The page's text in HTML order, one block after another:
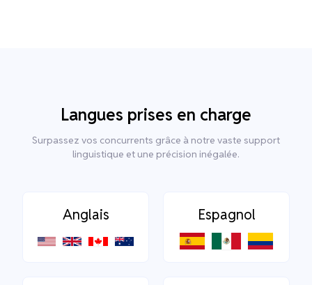
Langues prises en charge
Surpassez vos concurrents grâce à notre vaste support
linguistique et une précision inégalée.
Anglais Espagnol